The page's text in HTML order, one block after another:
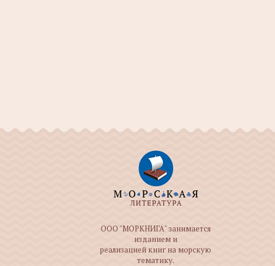
ООО "МОРКНИГА" занимается
изданием и
реализацией книг на морскую
тематику.